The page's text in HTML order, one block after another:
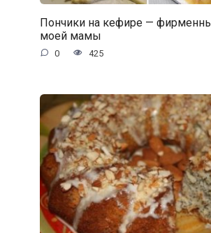
Пончики на кефире —
моей мамы
0 425